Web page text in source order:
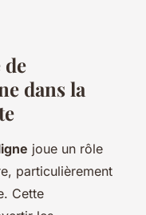
de
dans la
joue un rôle
particulièrement
Cette